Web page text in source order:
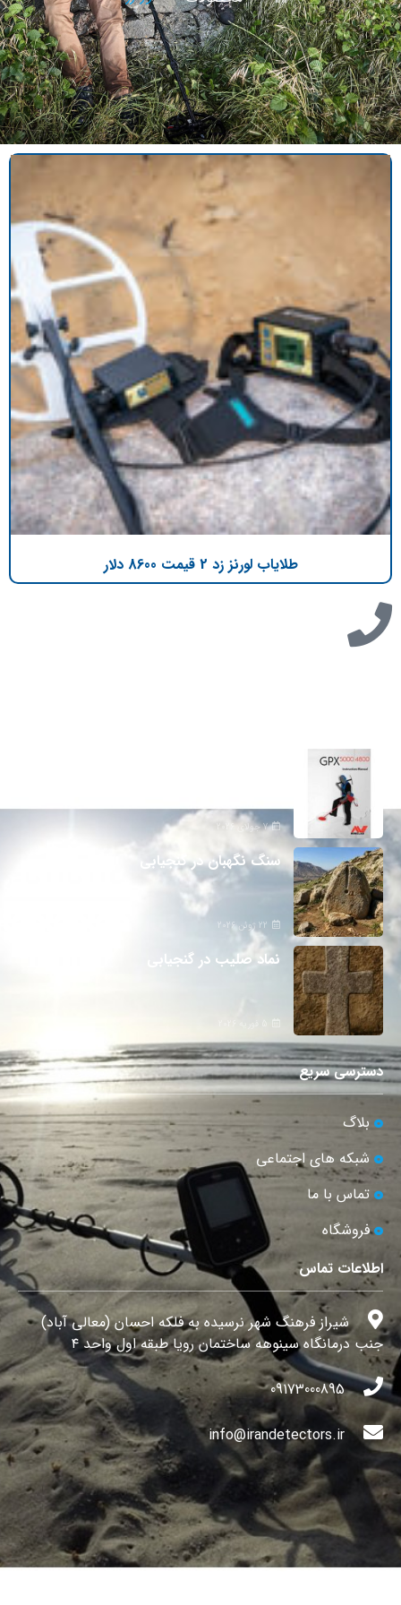
طلایاب لورنز زد 2 قیمت 8600 دلار
7 جولای 2026
سنگ نگهبان در گنجیابی
22 ژوئن 2026
نماد صلیب در گنجیابی
دسترسی سریع
بلاگ
شبکه های اجتماعی
تماس با ما
فروشگاه
اطلاعات تماس
شیراز فرهنگ شهر نرسیده به فلکه احسان (معالی آباد)
جنب درمانگاه سینوهه ساختمان رویا طبقه اول واحد ۴
09173000895
info@irandetectors.ir